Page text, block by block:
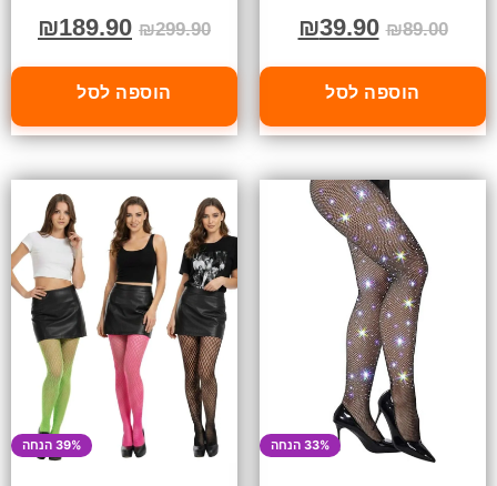
₪89.00
₪39.90
הוספה לסל
₪299.90
₪189.90
הוספה לסל
33% הנחה 39% הנחה